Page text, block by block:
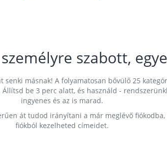
szabott,
másnak! A folyamatosan bővülő 25
be 3 perc alatt, és használd -
ingyenes és az is marad.
át tudod irányítani a már meglévő
fiókból kezelheted címeidet.